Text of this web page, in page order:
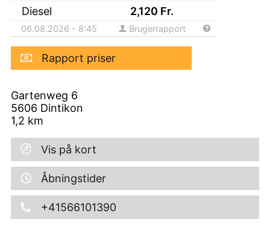
Diesel 2,120 Fr.
06.08.2026 - 8:45 Brugerrapport
Rapport priser
Gartenweg 6
5606 Dintikon
1,2 km
Vis på kort
Åbningstider
+41566101390